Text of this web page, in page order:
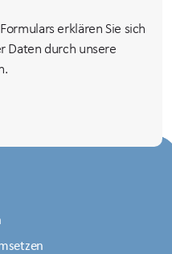
erklären Sie sich
Daten durch unsere